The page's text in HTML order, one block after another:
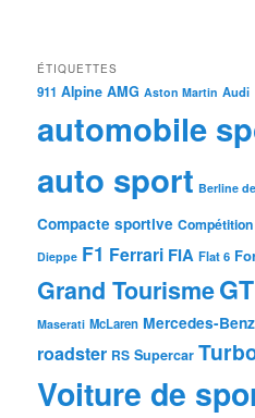
ÉTIQUETTES
911 Alpine AMG Aston Martin Audi
automobile
auto sport Berline
Compacte sportive Compétition
Dieppe F1 Ferrari FIA Flat 6
Grand TourismeGT
Maserati McLaren Mercedes-Benz
roadster RS Supercar
Voiture de